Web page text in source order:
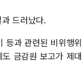
드러났다.
등과 관련된 비위행위
금감원 보고가 제대